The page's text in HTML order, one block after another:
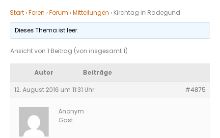
Start ›Foren ›Forum ›Mitteilungen › Kirchtag in Radegund
Dieses Thema ist leer.
Ansicht von 1 Beitrag (von insgesamt 1)
Autor Beiträge
12. August 2016 um 11:31 Uhr #4875
Anonym
Gast